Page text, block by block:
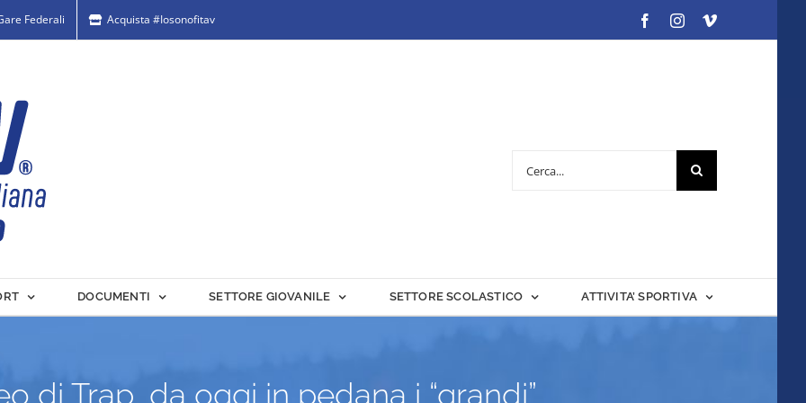
Federali Acquista #Iosonofitav FacebookInstagramVimeo
DOCUMENTI SETTORE GIOVANILE SETTORE SCOLASTICO ATTIVITA’ SPORTIVA
di Trap, da oggi in pedana i “grandi”